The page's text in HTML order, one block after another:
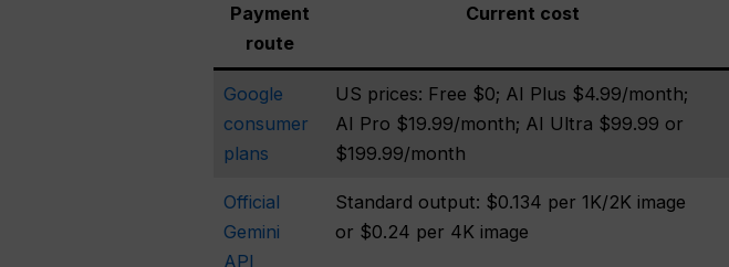
Payment
route
Current cost
Google
consumer
plans
US prices: Free $0; AI Plus $4.99/month;
AI Pro $19.99/month; AI Ultra $99.99 or
$199.99/month
Official
Gemini
API
Standard output: $0.134 per 1K/2K image
or $0.24 per 4K image